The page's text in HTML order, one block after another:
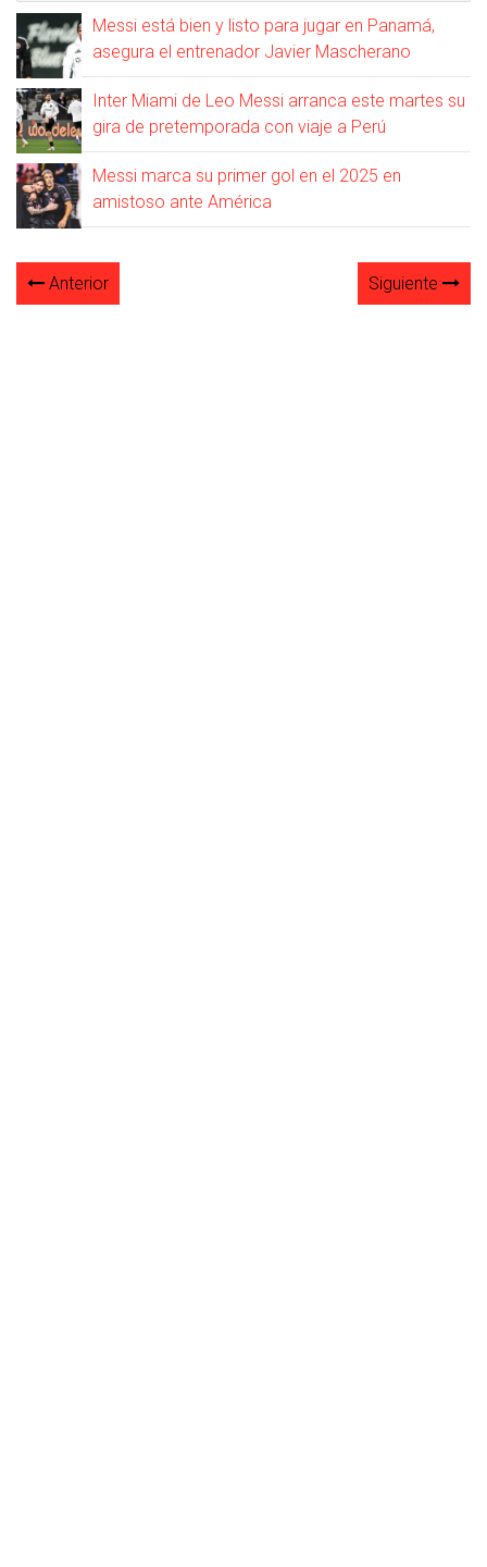
Messi está bien y listo para jugar en Panamá,
asegura el entrenador Javier Mascherano
Inter Miami de Leo Messi arranca este martes su
gira de pretemporada con viaje a Perú
Messi marca su primer gol en el 2025 en
amistoso ante América
Anterior Siguiente